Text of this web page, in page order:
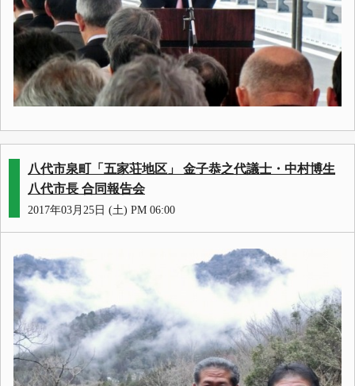
八代市泉町「五家荘地区」 金子恭之代議士・中村博生
八代市長 合同報告会
2017年03月25日 (土) PM 06:00